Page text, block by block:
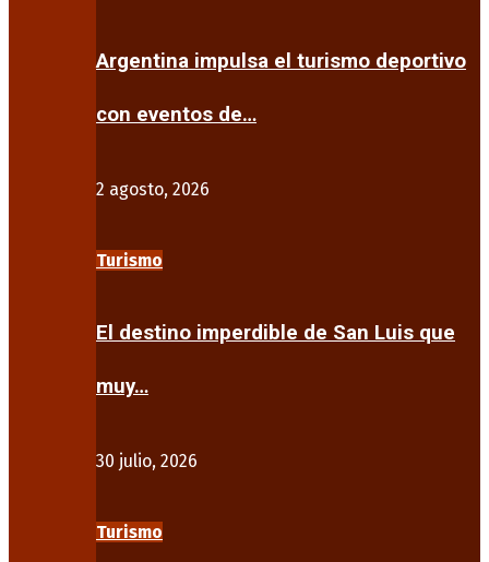
Argentina impulsa el turismo deportivo
con eventos de…
2 agosto, 2026
Turismo
El destino imperdible de San Luis que
muy…
30 julio, 2026
Turismo